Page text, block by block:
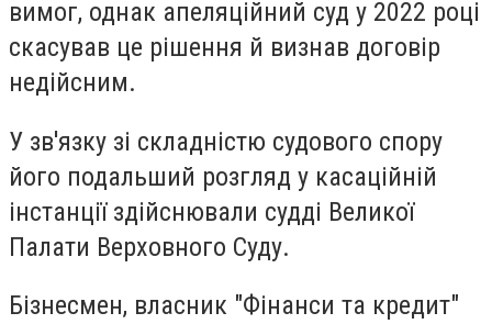
вимог, однак апеляційний суд у 2022 році
скасував це рішення й визнав договір
недійсним.
У зв'язку зі складністю судового спору
його подальший розгляд у касаційній
інстанції здійснювали судді Великої
Палати Верховного Суду.
Бізнесмен, власник "Фінанси та кредит"